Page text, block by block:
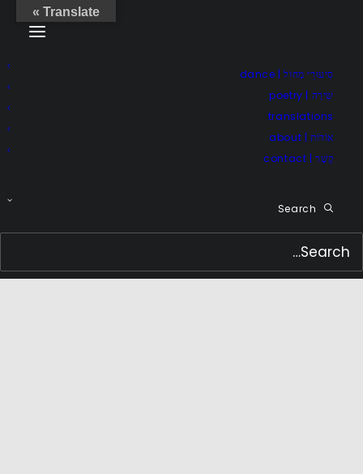
סִיעוּרֵי מָחוֹל | dance
שִׁירָה | poetry
translations
אוֹדוֹת | about
קֶשֶׁר | contact
Search
Translate »